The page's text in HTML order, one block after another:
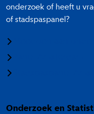
onderzoek of heeft u
of stadspaspanel?
Onderzoek en